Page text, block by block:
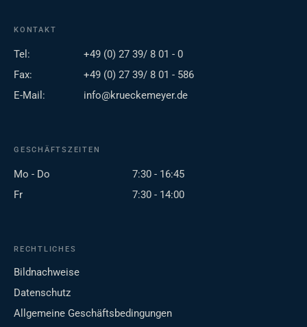
KONTAKT
Tel:
+49 (0) 27 39/ 8 01 - 0
Fax:
+49 (0) 27 39/ 8 01 - 586
E-Mail:
info@krueckemeyer.de
GESCHÄFTSZEITEN
Mo - Do
7:30 - 16:45
Fr
7:30 - 14:00
RECHTLICHES
Bildnachweise
Datenschutz
Allgemeine Geschäftsbedingungen